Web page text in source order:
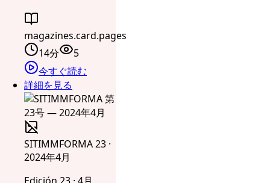
magazines.card.pages
14分
5
今すぐ読む
詳細を見る
SITIMMFORMA 23 ·
2024年4月